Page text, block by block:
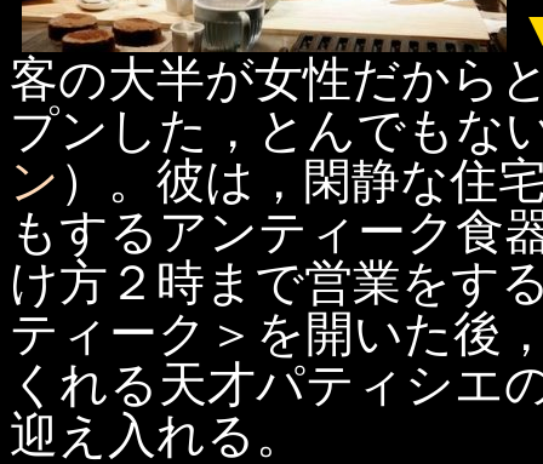
客の大半が女性だから
プンした，とんでもな
ン ）。彼は，閑静な住
もするアンティーク食
け方２時まで営業をす
ティーク＞を開いた後
くれる天才パティシエ
迎え入れる。